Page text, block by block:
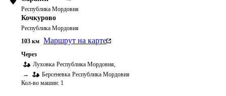
Республика Мордовия
Кочкурово
Республика Мордовия
103 км Маршрут на карте
Через
Луховка Республика Мордовия,
→
Берсеневка Республика Мордовия
Кол-во машин: 1